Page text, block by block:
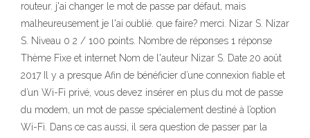
routeur. j'ai changer le mot de passe par défaut, mais
malheureusement je l'ai oublié. que faire? merci. Nizar S. Nizar
S. Niveau 0 2 / 100 points. Nombre de réponses 1 réponse
Thème Fixe et internet Nom de l'auteur Nizar S. Date 20 août
2017 Il y a presque Afin de bénéficier d’une connexion fiable et
d’un Wi-Fi privé, vous devez insérer en plus du mot de passe
du modem, un mot de passe spécialement destiné à l’option
Wi-Fi. Dans ce cas aussi, il sera question de passer par la